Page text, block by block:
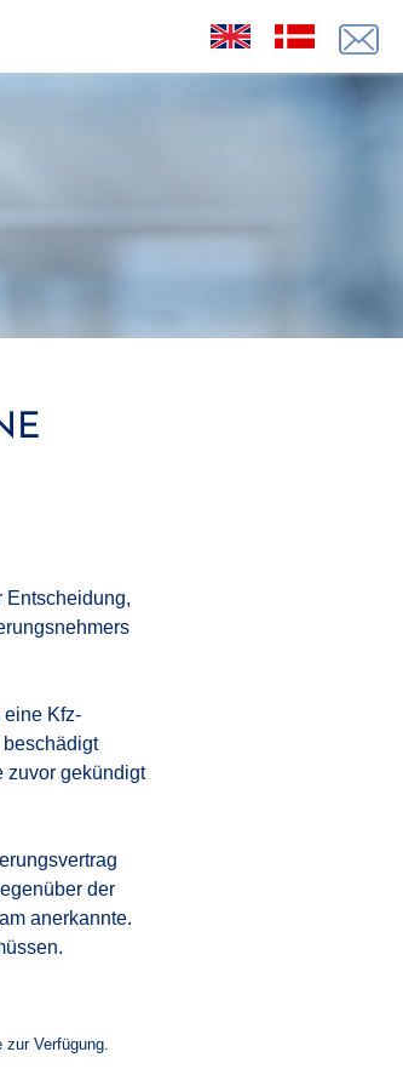
Entscheidung,
eine Kfz-
zuvor gekündigt
der
anerkannte.
Verfügung.